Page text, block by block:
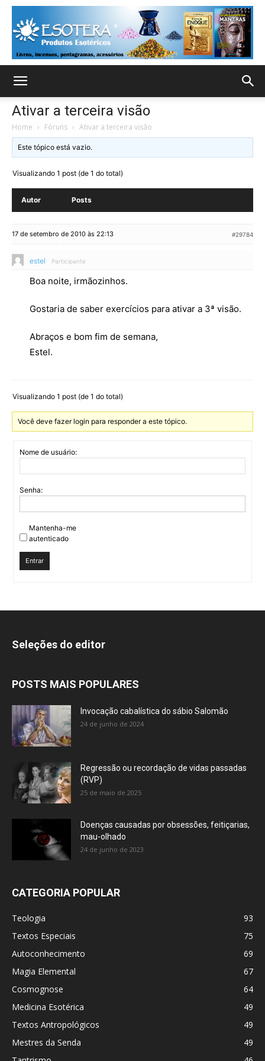
Ativar a terceira visão
Home › Fóruns › Ativar a terceira visão
Este tópico está vazio.
Visualizando 1 post (de 1 do total)
Autor Posts
17 de setembro de 2010 às 22:13 #29784
estel Participante
Boa noite, irmãozinhos.
Gostaria de saber exercícios para ativar a 3ª visão.
Abraços e bom fim de semana,
Estel.
Visualizando 1 post (de 1 do total)
Você deve fazer login para responder a este tópico.
Nome de usuário:
Senha:
Mantenha-me
autenticado
Entrar
Seleções do editor
POSTS MAIS POPULARES
Invocação cabalística do sábio Salomão
24 de junho de 2024
Regressão ou recordação de vidas passadas
(RVP)
25 de maio de 2025
Doenças causadas por obsessões, feitiçarias,
mau-olhado
24 de junho de 2023
CATEGORIA POPULAR
Teologia
93
Textos Especiais
75
Autoconhecimento
69
Magia Elemental
67
Cosmognose
64
Medicina Esotérica
49
Textos Antropológicos
49
Mestres da Senda
49